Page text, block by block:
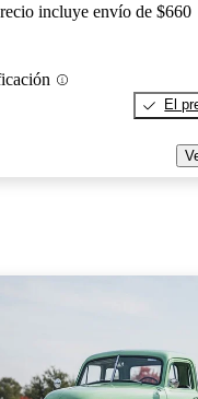
incluye envío de $660
El